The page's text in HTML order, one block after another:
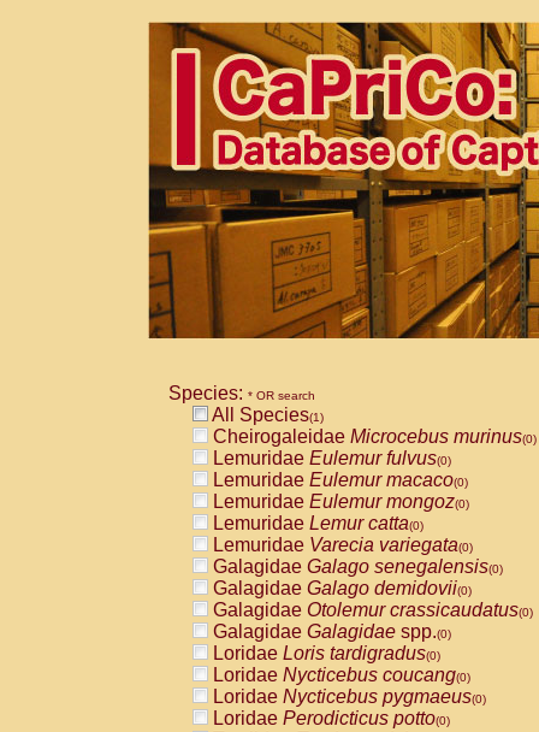
Species: * OR search
All Species(1)
Cheirogaleidae Microcebus murinus(0)
Lemuridae Eulemur fulvus(0)
Lemuridae Eulemur macaco(0)
Lemuridae Eulemur mongoz(0)
Lemuridae Lemur catta(0)
Lemuridae Varecia variegata(0)
Galagidae Galago senegalensis(0)
Galagidae Galago demidovii(0)
Galagidae Otolemur crassicaudatus(0)
Galagidae Galagidae spp.(0)
Loridae Loris tardigradus(0)
Loridae Nycticebus coucang(0)
Loridae Nycticebus pygmaeus(0)
Loridae Perodicticus potto(0)